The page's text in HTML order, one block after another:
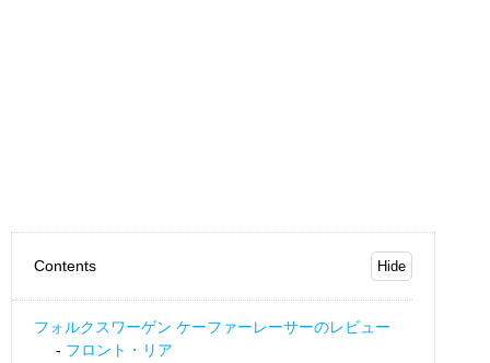
Contents
フォルクスワーゲン ケーファーレーサーのレビュー
フロント・リア